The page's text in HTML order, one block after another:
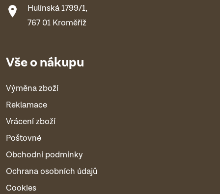
Hulínská 1799/1,
767 01 Kroměříž
Vše o nákupu
Výměna zboží
Reklamace
Vrácení zboží
Poštovné
Obchodní podmínky
Ochrana osobních údajů
Cookies